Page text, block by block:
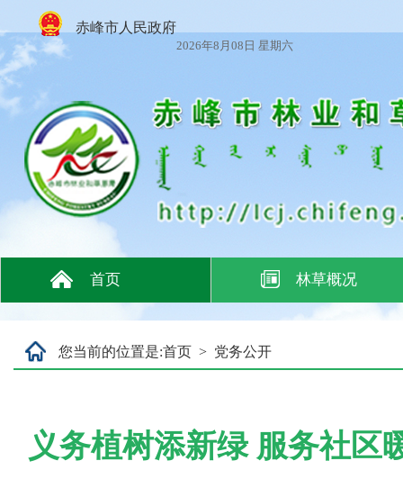
赤峰市人民政府
2026年8月08日 星期六
首页 林草概况
您当前的位置是:首页 > 党务公开
义务植树添新绿 服务社区